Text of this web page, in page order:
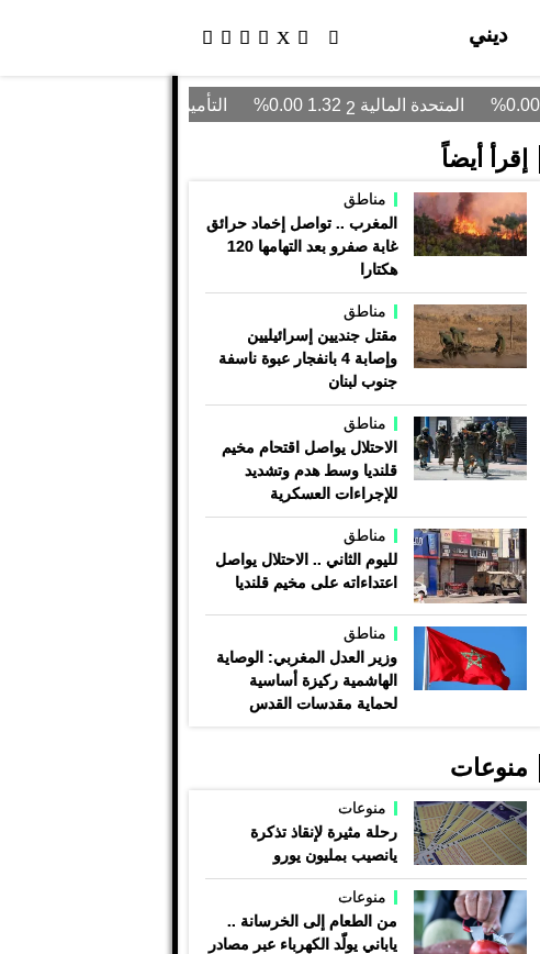
ديني
إقرأ أيضاً
مناطق
المغرب .. تواصل إخماد حرائق
غابة صفرو بعد التهامها 120
هكتارا
مناطق
مقتل جنديين إسرائيليين
وإصابة 4 بانفجار عبوة ناسفة
جنوب لبنان
مناطق
الاحتلال يواصل اقتحام مخيم
قلنديا وسط هدم وتشديد
للإجراءات العسكرية
مناطق
لليوم الثاني .. الاحتلال يواصل
اعتداءاته على مخيم قلنديا
مناطق
وزير العدل المغربي: الوصاية
الهاشمية ركيزة أساسية
لحماية مقدسات القدس
منوعات
منوعات
رحلة مثيرة لإنقاذ تذكرة
يانصيب بمليون يورو
منوعات
من الطعام إلى الخرسانة ..
ياباني يولّد الكهرباء عبر مصادر